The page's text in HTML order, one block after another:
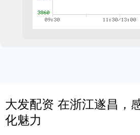
大发配资 在浙江遂昌，
化魅力